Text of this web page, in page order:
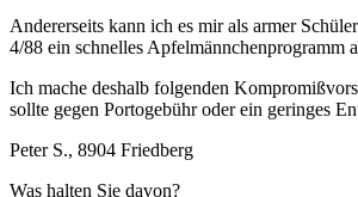
Andererseits kann ich es mir als armer
4/88 ein schnelles Apfelmännchenprogramm
Ich mache deshalb folgenden
sollte gegen Portogebühr oder ein geringes
Peter S., 8904 Friedberg
Was halten Sie davon?